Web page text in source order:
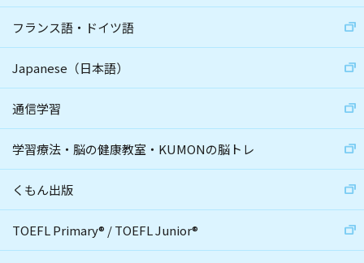
フランス語・ドイツ語
Japanese（日本語）
通信学習
学習療法・脳の健康教室・KUMONの脳トレ
くもん出版
TOEFL Primary® /TOEFL Junior®